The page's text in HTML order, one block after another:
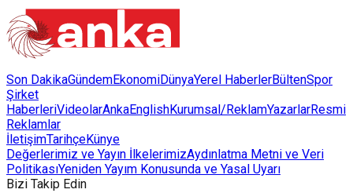
Son DakikaGündemEkonomiDünyaYerel HaberlerBültenSpor
Şirket
HaberleriVideolarAnkaEnglishKurumsal/ReklamYazarlarResmi
Reklamlar
İletişimTarihçeKünye
Değerlerimiz ve Yayın İlkelerimizAydınlatma Metni ve Veri
PolitikasıYeniden Yayım Konusunda ve Yasal Uyarı
Bizi Takip Edin